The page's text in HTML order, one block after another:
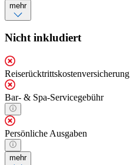
mehr
Nicht inkludiert
Reiserücktrittskostenversicherung
Bar- & Spa-Servicegebühr
Persönliche Ausgaben
mehr